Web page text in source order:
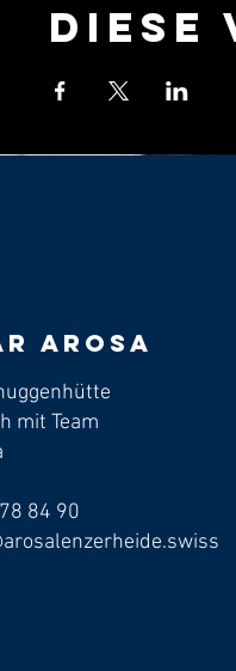
arosa
mit Team
84 90